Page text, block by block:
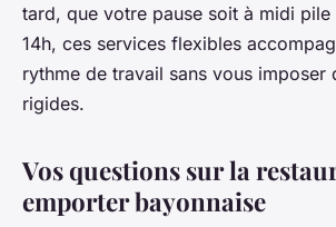
tard, que votre pause soit à midi pile
14h, ces services flexibles
rythme de travail sans vous imposer
rigides.
Vos questions sur la
emporter bayonnaise